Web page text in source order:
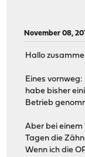
November 08,
Hallo
Eines
habe bisher
Betrieb
Aber bei einem
Tagen die
Wenn ich die